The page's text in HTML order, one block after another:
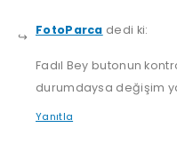
FotoParca dedi ki:
Fadıl Bey butonun
durumdaysa değişim
Yanıtla